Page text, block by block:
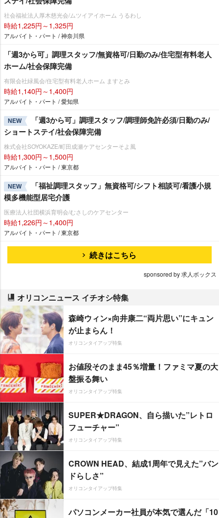
社会福祉法人厚木慈光会/ムツイアイホーム うるわし
時給1,225円～1,325円
アルバイト・パート / 神奈川県
「週3から可」調理スタッフ/無資格可/日勤のみ/住宅型有料老人
ホーム/社会保障完備
有限会社緑風会/住宅型有料老人ホーム ますとみ
時給1,140円～1,400円
アルバイト・パート / 愛知県
NEW
「週3から可」調理スタッフ/調理師免許必須/日勤のみ/
ショートステイ/社会保障完備
株式会社SOYOKAZE/町田成瀬ケアセンターそよ風
時給1,300円～1,500円
アルバイト・パート / 東京都
NEW
「福祉調理スタッフ」無資格可/シフト相談可/看護小規
模多機能型居宅介護
医療法人社団横浜育明会/むさしのケアセンター
時給1,226円～1,400円
アルバイト・パート / 東京都
続きはこちら
sponsored by 求人ボックス
オリコンニュース イチオシ特集
森崎ウィン×向井康二“両片思い”にキュン
が止まらん！
オリコンタイアップ特集
お値段そのまま45％増量！ファミマ夏の大
盤振る舞い
オリコンタイアップ特集
SUPER★DRAGON、自ら描いた”レトロ
フューチャー”
オリコンタイアップ特集
CROWN HEAD、結成1周年で見えた”バン
ドらしさ”
オリコンタイアップ特集
パソコンメーカー社員が本気で選んだ「10